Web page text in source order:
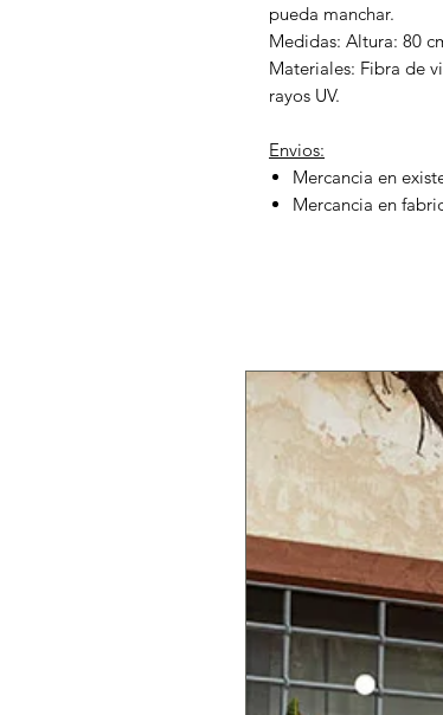
pueda manchar.
Medidas: Altura: 80
Materiales: Fibra de
rayos UV.
Envios:
Mercancia en
Mercancia en